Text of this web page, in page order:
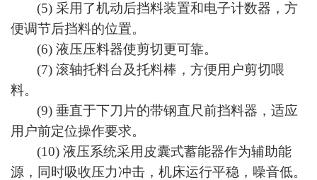
(5) 采用了机动后挡料装置和电子计数器，方
便调节后挡料的位置。
(6) 液压压料器使剪切更可靠。
(7) 滚轴托料台及托料棒，方便用户剪切喂
料。
(9) 垂直于下刀片的带钢直尺前挡料器，适应
用户前定位操作要求。
(10) 液压系统采用皮囊式蓄能器作为辅助能
源，同时吸收压力冲击，机床运行平稳，噪音低。